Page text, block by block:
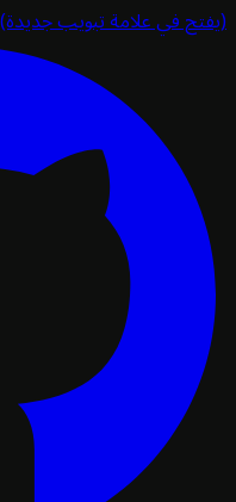
في علامة تبويب جديدة)